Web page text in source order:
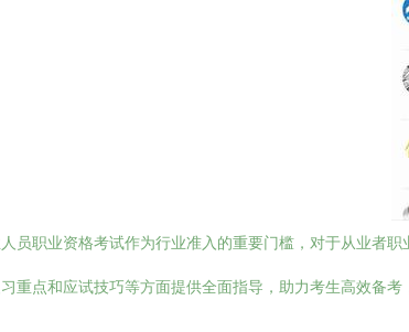
员职业资格考试作为行业准入的重要门槛，对于从业者
重点和应试技巧等方面提供全面指导，助力考生高效备考